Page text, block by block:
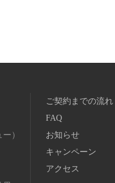
）
ご契約までの流れ
FAQ
お知らせ
キャンペーン
アクセス